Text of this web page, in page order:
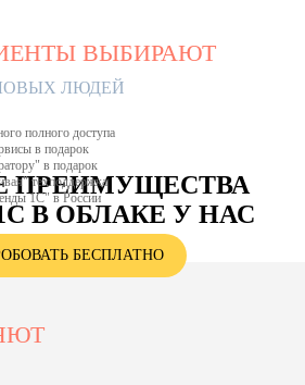
ВЫБИРАЮТ
ЛЮДЕЙ
полного доступа
в подарок
в подарок
техподдержка
1С" в России
БЕСПЛАТНО
ПРЕИМУЩЕСТВА
В ОБЛАКЕ У НАС